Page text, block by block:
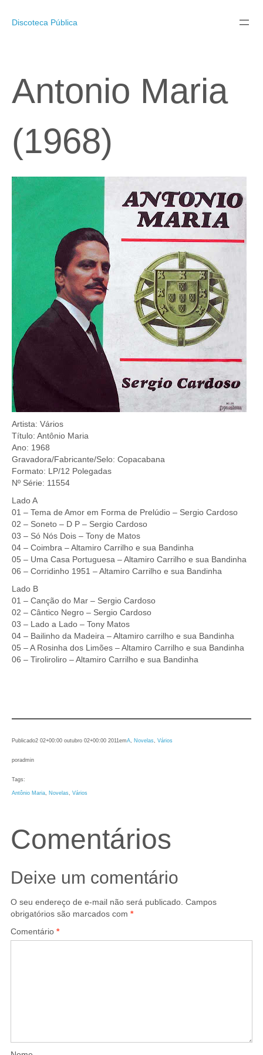
Discoteca Pública
Antonio Maria
(1968)
Artista: Vários
Título: Antônio Maria
Ano: 1968
Gravadora/Fabricante/Selo: Copacabana
Formato: LP/12 Polegadas
Nº Série: 11554
Lado A
01 – Tema de Amor em Forma de Prelúdio – Sergio Cardoso
02 – Soneto – D P – Sergio Cardoso
03 – Só Nós Dois – Tony de Matos
04 – Coimbra – Altamiro Carrilho e sua Bandinha
05 – Uma Casa Portuguesa – Altamiro Carrilho e sua Bandinha
06 – Corridinho 1951 – Altamiro Carrilho e sua Bandinha
Lado B
01 – Canção do Mar – Sergio Cardoso
02 – Cântico Negro – Sergio Cardoso
03 – Lado a Lado – Tony Matos
04 – Bailinho da Madeira – Altamiro carrilho e sua Bandinha
05 – A Rosinha dos Limões – Altamiro Carrilho e sua Bandinha
06 – Tiroliroliro – Altamiro Carrilho e sua Bandinha
Publicado2 02+00:00 outubro 02+00:00 2011 emA Novelas Vários
poradmin
Tags:
Antônio Maria Novelas Vários
Comentários
Deixe um comentário
O seu endereço de e-mail não será publicado. Campos
obrigatórios são marcados com *
Comentário *